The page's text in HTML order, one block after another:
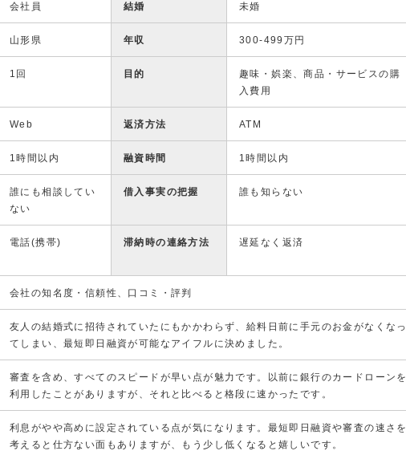
会社員 結婚 未婚
山形県 年収 300-499万円
1回 目的
趣味・娯楽、商品・サービスの購
入費用
Web 返済方法 ATM
1時間以内 融資時間 1時間以内
誰にも相談してい
ない
借入事実の把握 誰も知らない
電話(携帯) 滞納時の連絡方法 遅延なく返済
会社の知名度・信頼性、口コミ・評判
友人の結婚式に招待されていたにもかかわらず、給料日前に手元のお金がなくなっ
てしまい、最短即日融資が可能なアイフルに決めました。
審査を含め、すべてのスピードが早い点が魅力です。以前に銀行のカードローンを
利用したことがありますが、それと比べると格段に速かったです。
利息がやや高めに設定されている点が気になります。最短即日融資や審査の速さを
考えると仕方ない面もありますが、もう少し低くなると嬉しいです。